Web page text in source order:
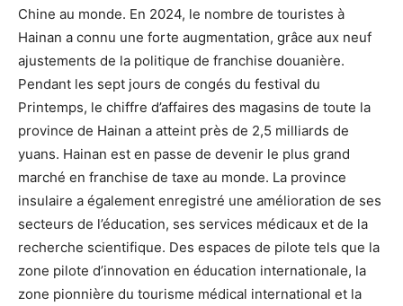
Chine au monde. En 2024, le nombre de touristes à
Hainan a connu une forte augmentation, grâce aux neuf
ajustements de la politique de franchise douanière.
Pendant les sept jours de congés du festival du
Printemps, le chiffre d’affaires des magasins de toute la
province de Hainan a atteint près de 2,5 milliards de
yuans. Hainan est en passe de devenir le plus grand
marché en franchise de taxe au monde. La province
insulaire a également enregistré une amélioration de ses
secteurs de l’éducation, ses services médicaux et de la
recherche scientifique. Des espaces de pilote tels que la
zone pilote d’innovation en éducation internationale, la
zone pionnière du tourisme médical international et la